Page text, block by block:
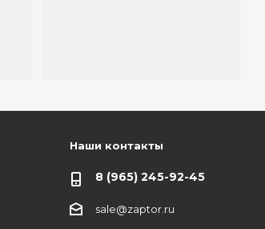
Наши контакты
8 (965) 245-92-45
sale@zaptor.ru